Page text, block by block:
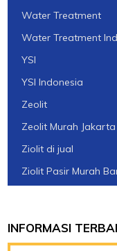
Water Treatment
Water Treatment
YSI
YSI Indonesia
Zeolit
Zeolit Murah
Ziolit di jual
Ziolit Pasir Murah
INFORMASI